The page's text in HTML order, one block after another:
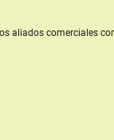
aliados comerciales